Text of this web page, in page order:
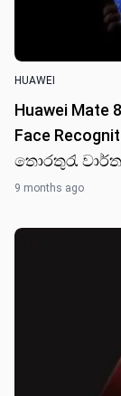
HUAWEI
Huawei
Face
තොරතුරැ
9 months ago